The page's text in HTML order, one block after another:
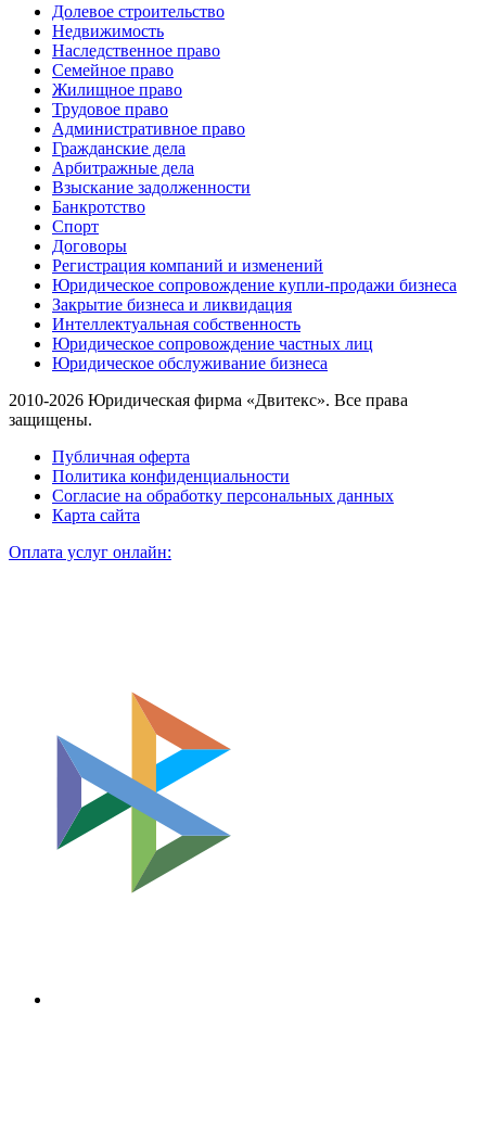
Долевое строительство
Недвижимость
Наследственное право
Семейное право
Жилищное право
Трудовое право
Административное право
Гражданские дела
Арбитражные дела
Взыскание задолженности
Банкротство
Спорт
Договоры
Регистрация компаний и изменений
Юридическое сопровождение купли-продажи бизнеса
Закрытие бизнеса и ликвидация
Интеллектуальная собственность
Юридическое сопровождение частных лиц
Юридическое обслуживание бизнеса
2010-2026 Юридическая фирма «Двитекс». Все права
защищены.
Публичная оферта
Политика конфиденциальности
Согласие на обработку персональных данных
Карта сайта
Оплата услуг онлайн: